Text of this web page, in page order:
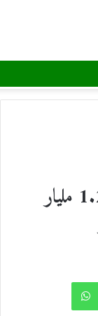
وزير المالية: مصر ستحصل على 1.2 مليار